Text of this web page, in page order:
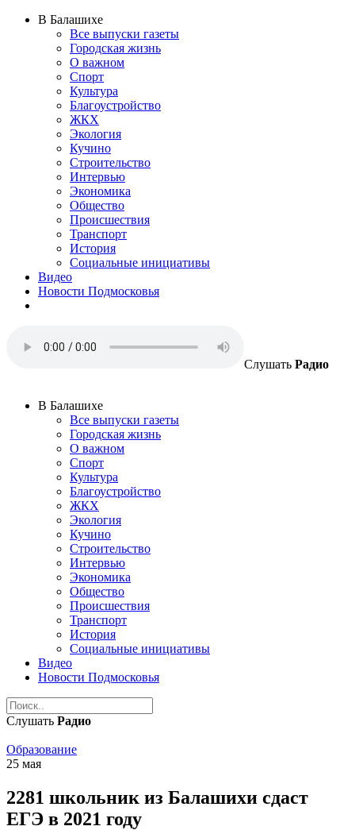
В Балашихе
Все выпуски газеты
Городская жизнь
О важном
Спорт
Культура
Благоустройство
ЖКХ
Экология
Кучино
Строительство
Интервью
Экономика
Общество
Происшествия
Транспорт
История
Социальные инициативы
Видео
Новости Подмосковья
Слушать Радио
В Балашихе
Все выпуски газеты
Городская жизнь
О важном
Спорт
Культура
Благоустройство
ЖКХ
Экология
Кучино
Строительство
Интервью
Экономика
Общество
Происшествия
Транспорт
История
Социальные инициативы
Видео
Новости Подмосковья
Слушать Радио
Образование
25 мая
2281 школьник из Балашихи сдаст
ЕГЭ в 2021 году